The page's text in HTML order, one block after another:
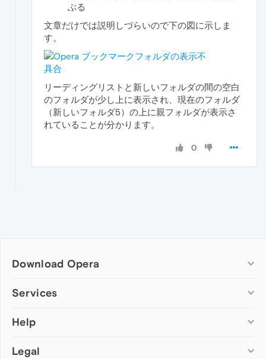
ぶる
文章だけでは説明しづらいので下の図に示しま
す。
リーディングリストと新しいフォルダの間の空白
のフォルダが少し上に表示され、現在のフォルダ
（新しいフォルダ5）の上に親フォルダが表示さ
れていることが分かります。
0
Download Opera
Computer browsers
Opera for Mac
Opera beta version
Services
Add-ons
Wallpapers
Help
Help & support
Legal